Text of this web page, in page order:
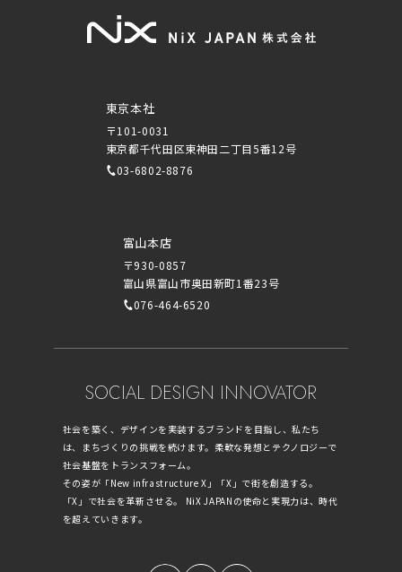
東京本社
〒101-0031
東京都千代田区東神田二丁目5番12号
03-6802-8876
富山本店
〒930-0857
富山県富山市奥田新町1番23号
076-464-6520
SOCIAL DESIGN INNOVATOR
社会を築く、デザインを実装するブランドを目指し、私たち
は、まちづくりの挑戦を続けます。柔軟な発想とテクノロジーで
社会基盤をトランスフォーム。
その姿が「New infrastructure X」「X」で街を創造する。
「X」で社会を革新させる。 NiX JAPANの使命と実現力は、時代
を超えていきます。